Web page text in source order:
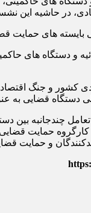
در حاشیه این
و دستگاه های
کشور و جنگ
دستگاه قضایی به
چندجانبه
و حمایت